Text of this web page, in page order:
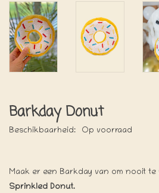
Barkday Donut
Beschikbaarheid: Op voorraad
Maak er een Barkday van om nooit te
Sprinkled Donut.